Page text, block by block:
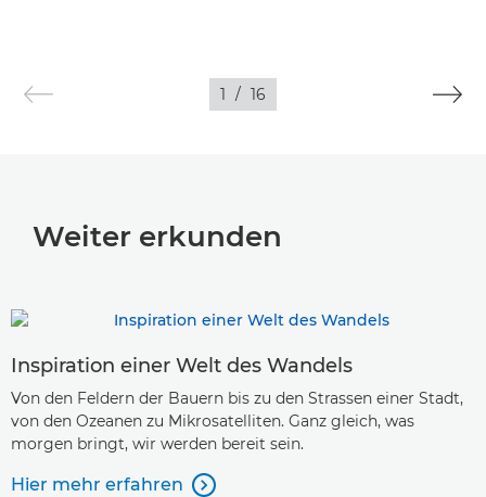
1 / 16
Weiter erkunden
Inspiration einer Welt des Wandels
Von den Feldern der Bauern bis zu den Strassen einer Stadt,
von den Ozeanen zu Mikrosatelliten. Ganz gleich, was
morgen bringt, wir werden bereit sein.
Hier mehr erfahren 